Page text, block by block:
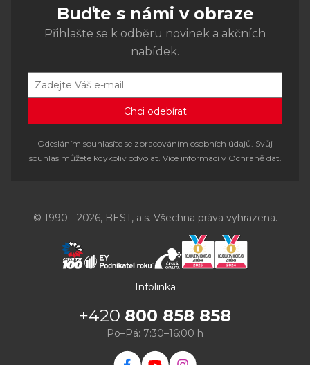
Buďte s námi v obraze
Přihlašte se k odběru novinek a akčních
nabídek.
Odesláním souhlasíte se zpracováním osobních údajů. Svůj
souhlas můžete kdykoliv odvolat. Více informací v Ochraně dat.
© 1990 - 2026, BEST, a.s. Všechna práva vyhrazena.
Infolinka
+420 800 858 858
Po–Pá: 7:30–16:00 h